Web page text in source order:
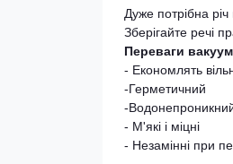
Дуже потрібна річ
Зберігайте речі
Переваги
- Економлять
-Герметичний
-
- М'які і міцні
- Незамінні при